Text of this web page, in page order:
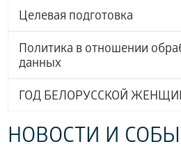
Целевая подготовка
Политика в отношении
данных
ГОД БЕЛОРУССКОЙ
НОВОСТИ И